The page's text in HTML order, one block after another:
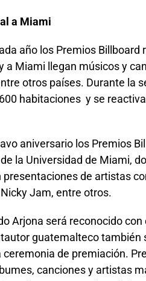
a Miami
año los Premios Billboard
a Miami llegan músicos y
otros países. Durante la
habitaciones y se
aniversario los Premios
la Universidad de Miami,
de artistas
Nicky Jam, entre otros.
Arjona será reconocido
guatemalteco también
ceremonia de premiación.
canciones y artistas